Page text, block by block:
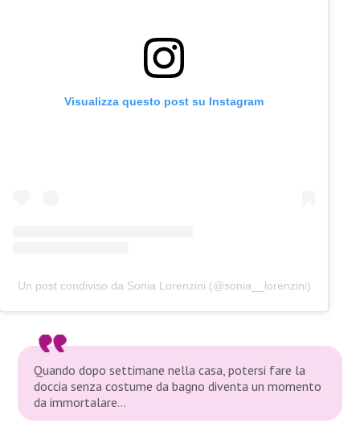
Visualizza questo post su Instagram
Un post condiviso da Sonia Lorenzini (@sonia__lorenzini)
Quando dopo settimane nella casa, potersi fare la
doccia senza costume da bagno diventa un momento
da immortalare…